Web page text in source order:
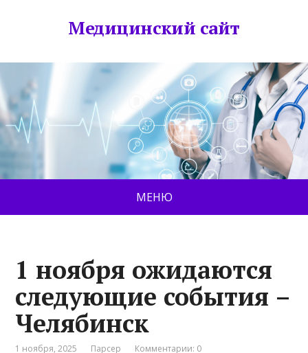
Медицинский сайт
МЕНЮ
1 ноября ожидаются
следующие события –
Челябинск
1 ноября, 2025 Парсер Комментарии: 0